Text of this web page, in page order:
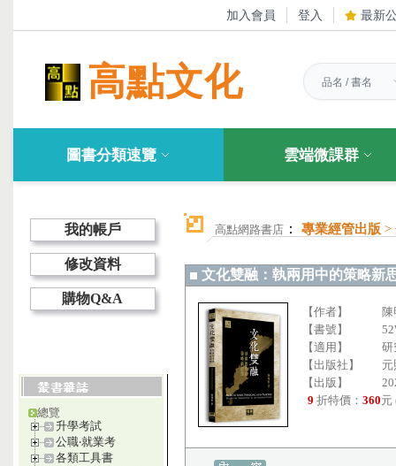
加入會員 登入 最新
高點文化
圖書分類速覽 雲端微課群
我的帳戶
修改資料
購物Q&A
總覽
升學考試
公職‧就業考
各類工具書
高點網路書店 ： 專業經管出版 >
文化雙融：執兩用中的策略新
【作者】
【書號】
【適用】
研
【出版社】
【出版】
9 折特價： 360元